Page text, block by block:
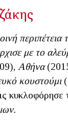
περιπέτεια
με το
Αθήνα
κουστούμι
κυκλοφόρησε